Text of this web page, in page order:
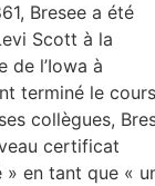
Bresee a été
Scott à la
de l’Iowa à
terminé le cours
collègues,
certificat
» en tant que «